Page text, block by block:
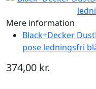
Mere information
Black+Decker
pose ledningsfri
374,00 kr.